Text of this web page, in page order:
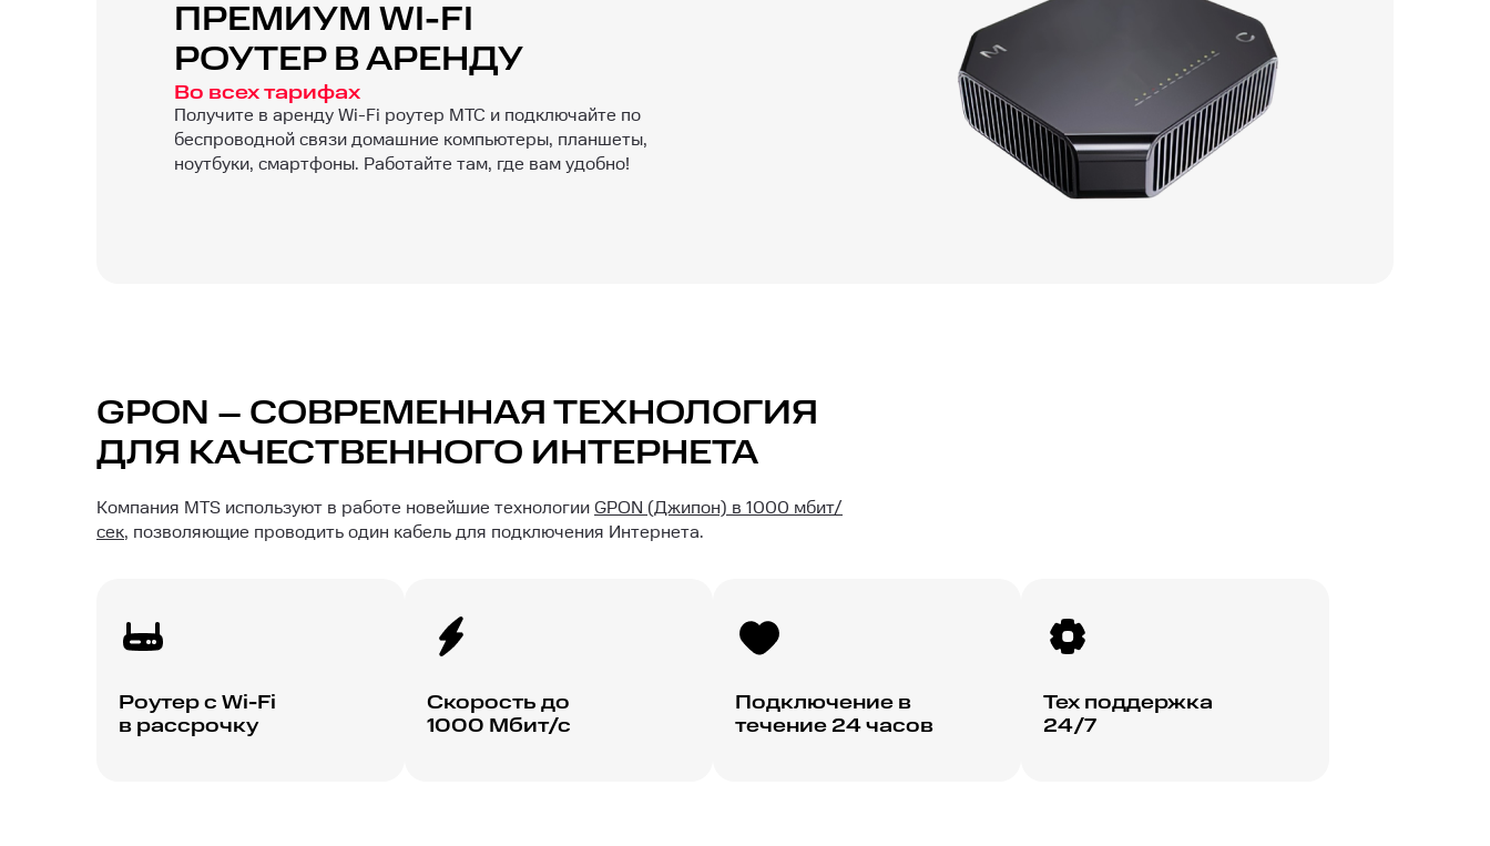
ПРЕМИУМ WI-FI
РОУТЕР В АРЕНДУ
Во всех тарифах
Получите в аренду Wi-Fi роутер МТС и подключайте по
беспроводной связи домашние компьютеры, планшеты,
ноутбуки, смартфоны. Работайте там, где вам удобно!
GPON – СОВРЕМЕННАЯ ТЕХНОЛОГИЯ
ДЛЯ КАЧЕСТВЕННОГО ИНТЕРНЕТА
Компания MTS используют в работе новейшие технологии GPON (Джипон) в 1000 мбит/
сек, позволяющие проводить один кабель для подключения Интернета.
Роутер с Wi-Fi
в рассрочку
Скорость до
1000 Мбит/с
Подключение в
течение 24 часов
Тех поддержка
24/7